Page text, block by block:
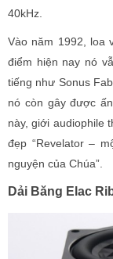
40kHz.
Vào năm 1992, loa
điểm hiện nay nó
tiếng như Sonus
nó còn gây được
này, giới audiophile
đẹp “Revelator –
nguyện của Chúa”.
Dải Băng Elac